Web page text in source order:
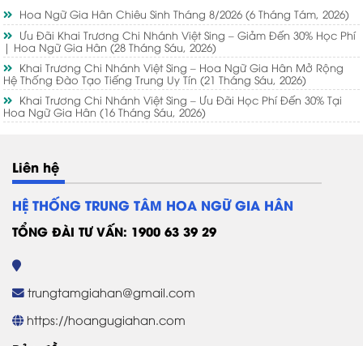
Hoa Ngữ Gia Hân Chiêu Sinh Tháng 8/2026(6 Tháng Tám, 2026)
Ưu Đãi Khai Trương Chi Nhánh Việt Sing – Giảm Đến 30% Học Phí
| Hoa Ngữ Gia Hân(28 Tháng Sáu, 2026)
Khai Trương Chi Nhánh Việt Sing – Hoa Ngữ Gia Hân Mở Rộng
Hệ Thống Đào Tạo Tiếng Trung Uy Tín(21 Tháng Sáu, 2026)
Khai Trương Chi Nhánh Việt Sing – Ưu Đãi Học Phí Đến 30% Tại
Hoa Ngữ Gia Hân(16 Tháng Sáu, 2026)
Liên hệ
HỆ THỐNG TRUNG TÂM HOA NGỮ GIA HÂN
TỔNG ĐÀI TƯ VẤN: 1900 63 39 29
trungtamgiahan@gmail.com
https://hoangugiahan.com